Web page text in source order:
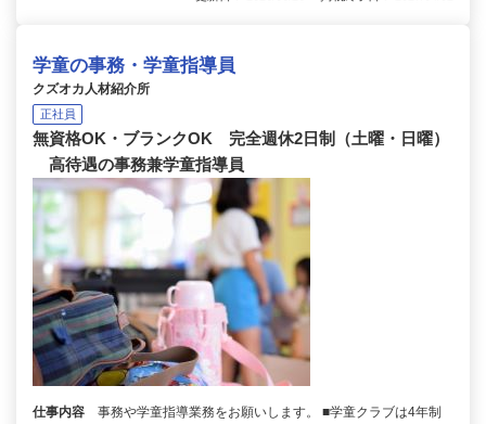
学童の事務・学童指導員
クズオカ人材紹介所
正社員
無資格OK・ブランクOK 完全週休2日制（土曜・日曜）
高待遇の事務兼学童指導員
仕事内容
事務や学童指導業務をお願いします。 ■学童クラブは4年制